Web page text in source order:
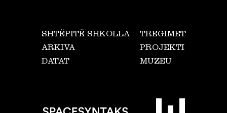
SHTËPITË SHKOLLA
TREGIMET
ARKIVA
PROJEKTI
DATAT
MUZEU